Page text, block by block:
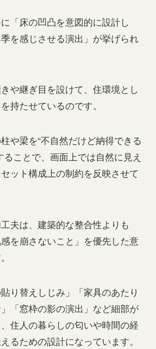
「床の凹凸を意図的に設計し
を感じさせる演出」が挙げられ
や継ぎ目を設けて、住環境とし
持たせているのです。
や梁を“不自然だけど納得できる
ることで、画面上では自然に見え
ット構成上の制約を反映させて
夫は、建築的な整合性よりも
感を崩さないこと」を優先した意
り替えしじみ」「家具のあたり
「窓枠の影の演出」など細部が
住人の暮らしの匂いや時間の経
るための設計になっています。